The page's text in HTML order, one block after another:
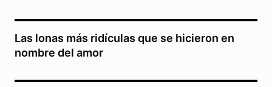
Las lonas más ridículas que se hicieron en
nombre del amor